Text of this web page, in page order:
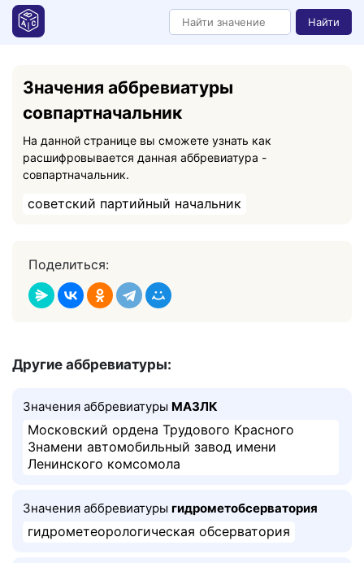
Найти
Значения аббревиатуры
совпартначальник
На данной странице вы сможете узнать как
расшифровывается данная аббревиатура -
совпартначальник.
советский партийный начальник
Поделиться:
Другие аббревиатуры:
Значения аббревиатуры МАЗЛК
Московский ордена Трудового Красного
Знамени автомобильный завод имени
Ленинского комсомола
Значения аббревиатуры гидрометобсерватория
гидрометеорологическая обсерватория